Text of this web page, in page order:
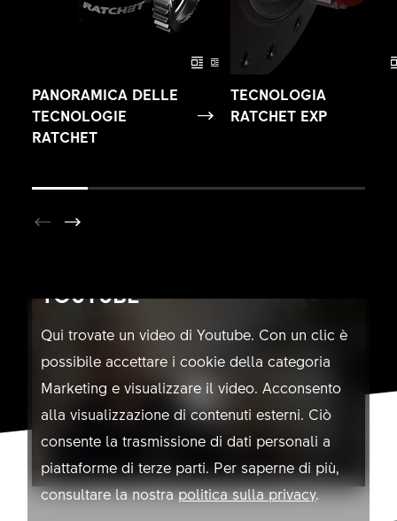
PANORAMICA DELLE
TECNOLOGIE
RATCHET
TECNOLOGIA
RATCHET EXP
YOUTUBE
Qui trovate un video di Youtube. Con un clic è
possibile accettare i cookie della categoria
Marketing e visualizzare il video. Acconsento
alla visualizzazione di contenuti esterni. Ciò
consente la trasmissione di dati personali a
piattaforme di terze parti. Per saperne di più,
consultare la nostrapolitica sulla privacy.